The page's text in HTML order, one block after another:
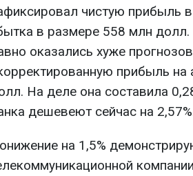
чистую прибыль
в размере 558 млн долл.
оказались хуже
прибыль
На деле она составила
дешевеют сейчас на
на 1,5%